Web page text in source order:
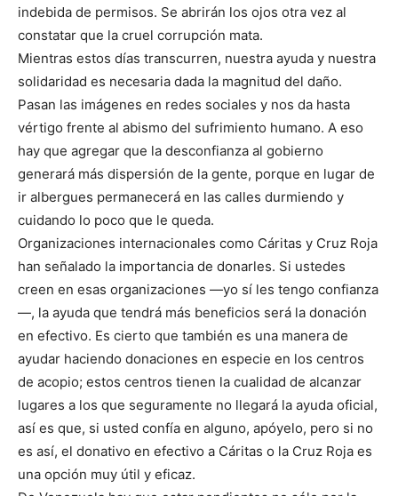
indebida de permisos. Se abrirán los ojos otra vez al
constatar que la cruel corrupción mata.
Mientras estos días transcurren, nuestra ayuda y nuestra
solidaridad es necesaria dada la magnitud del daño.
Pasan las imágenes en redes sociales y nos da hasta
vértigo frente al abismo del sufrimiento humano. A eso
hay que agregar que la desconfianza al gobierno
generará más dispersión de la gente, porque en lugar de
ir albergues permanecerá en las calles durmiendo y
cuidando lo poco que le queda.
Organizaciones internacionales como Cáritas y Cruz Roja
han señalado la importancia de donarles. Si ustedes
creen en esas organizaciones —yo sí les tengo confianza
—, la ayuda que tendrá más beneficios será la donación
en efectivo. Es cierto que también es una manera de
ayudar haciendo donaciones en especie en los centros
de acopio; estos centros tienen la cualidad de alcanzar
lugares a los que seguramente no llegará la ayuda oficial,
así es que, si usted confía en alguno, apóyelo, pero si no
es así, el donativo en efectivo a Cáritas o la Cruz Roja es
una opción muy útil y eficaz.